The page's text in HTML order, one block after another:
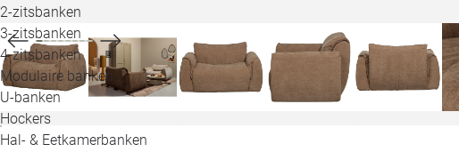
2-zitsbanken
3-zitsbanken
4-zitsbanken
Modulaire banken
U-banken
Hockers
Hal- & Eetkamerbanken